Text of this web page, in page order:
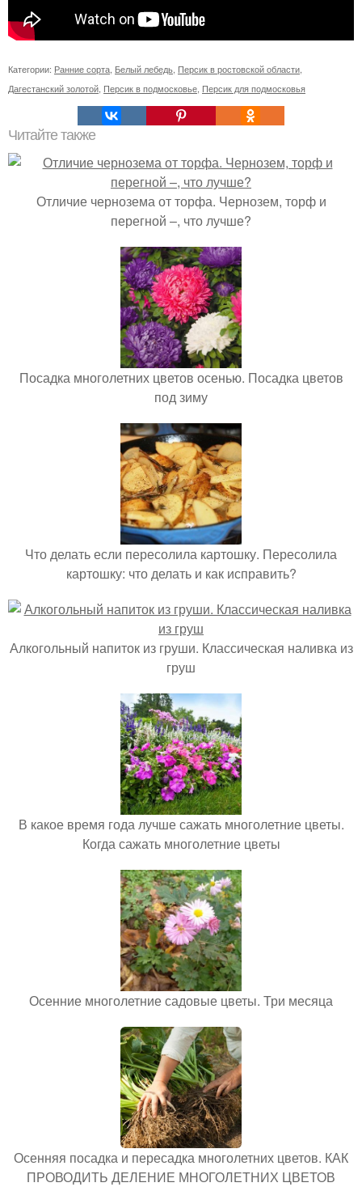
Категории: Ранние сорта Белый лебедь Персик в ростовской области
Дагестанский золотой Персик в подмосковье Персик для подмосковья
Читайте также
Отличие чернозема от торфа. Чернозем, торф и
перегной –, что лучше?
Посадка многолетних цветов осенью. Посадка цветов
под зиму
Что делать если пересолила картошку. Пересолила
картошку: что делать и как исправить?
Алкогольный напиток из груши. Классическая наливка из
груш
В какое время года лучше сажать многолетние цветы.
Когда сажать многолетние цветы
Осенние многолетние садовые цветы. Три месяца
Осенняя посадка и пересадка многолетних цветов. КАК
ПРОВОДИТЬ ДЕЛЕНИЕ МНОГОЛЕТНИХ ЦВЕТОВ